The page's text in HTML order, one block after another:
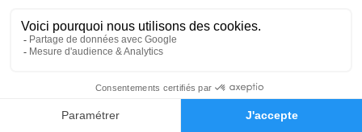
Faire-part Hommages
Cérémonie religieuse
Ce service se déroulera dans l'intimité familiale
Je rends hommage
Déroulé des obsèques